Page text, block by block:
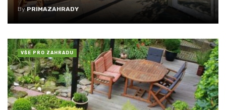
ByPRIMAZAHRADY
VŠE PRO ZAHRADU